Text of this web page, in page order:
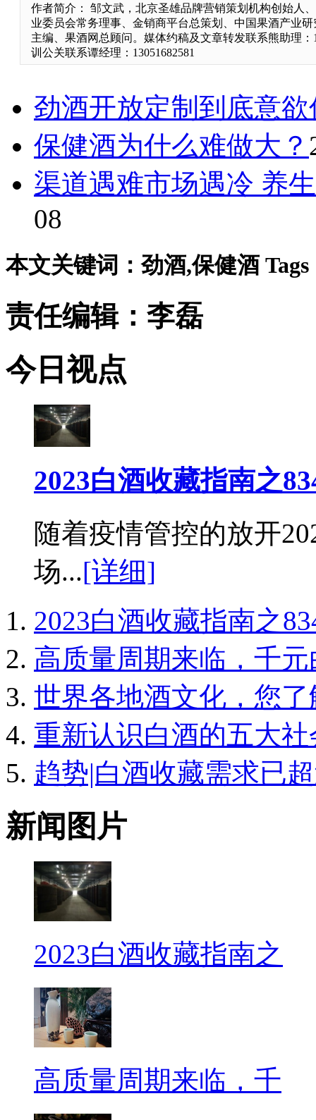
作者简介： 邹文武，北京圣雄品牌营销策划机构创始人
业委员会常务理事、金销商平台总策划、中国果酒产业
主编、果酒网总顾问。媒体约稿及文章转发联系熊助理：
训公关联系谭经理：13051682581
劲酒开放定制到底意
保健酒为什么难做大？
渠道遇难市场遇冷 养
08
本文关键词：劲酒,保健酒 Tags
责任编辑：李磊
今日视点
2023白酒收藏指南之
随着疫情管控的放开
场...[详细]
2023白酒收藏指南之
高质量周期来临，千
世界各地酒文化，您
重新认识白酒的五大
趋势|白酒收藏需求已
新闻图片
2023白酒收藏指南之
高质量周期来临，千